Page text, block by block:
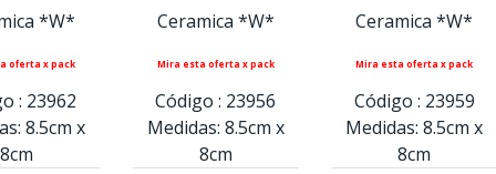
*W*
oferta x pack
: 23962
8.5cm x
8cm
Ceramica *W*
Mira esta oferta x pack
Código : 23956
Medidas: 8.5cm x
8cm
Ceramica *W*
Mira esta oferta x pack
Código : 23959
Medidas: 8.5cm x
8cm